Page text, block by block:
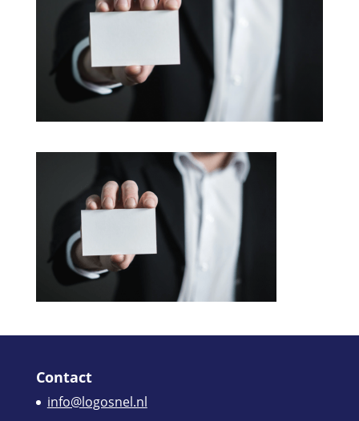
Contact
info@logosnel.nl